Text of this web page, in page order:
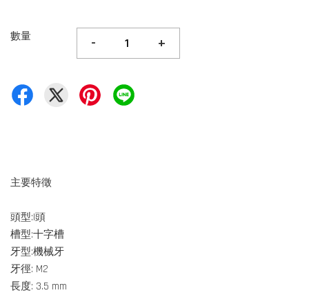
數量 - +
主要特徵
頭型:I頭
槽型:十字槽
牙型:機械牙
牙徑: M2
長度: 3.5 mm